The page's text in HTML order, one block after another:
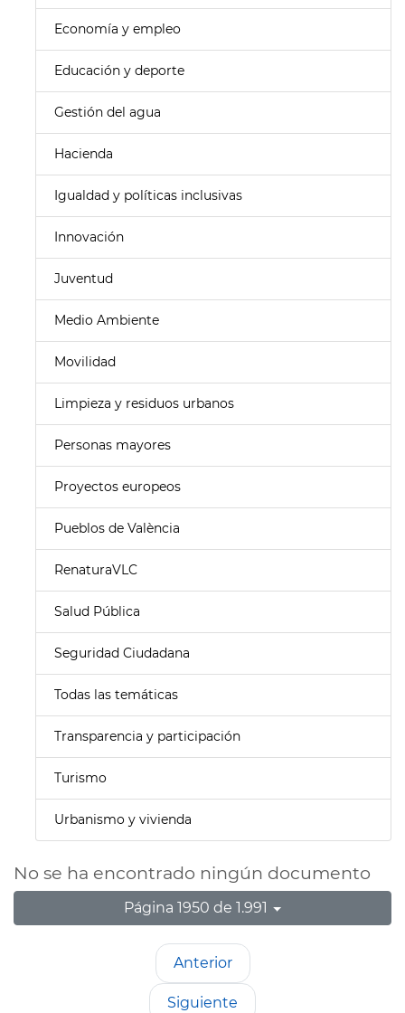
Economía y empleo
Educación y deporte
Gestión del agua
Hacienda
Igualdad y políticas inclusivas
Innovación
Juventud
Medio Ambiente
Movilidad
Limpieza y residuos urbanos
Personas mayores
Proyectos europeos
Pueblos de València
RenaturaVLC
Salud Pública
Seguridad Ciudadana
Todas las temáticas
Transparencia y participación
Turismo
Urbanismo y vivienda
No se ha encontrado ningún documento
Página 1950 de 1.991
Anterior
Siguiente